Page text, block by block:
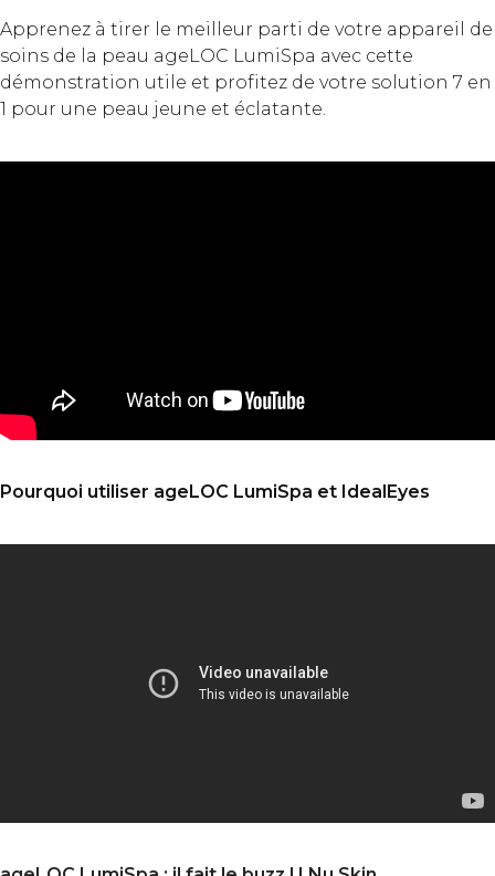
Apprenez à tirer le meilleur parti de votre appareil de
soins de la peau ageLOC LumiSpa avec cette
démonstration utile et profitez de votre solution 7 en
1 pour une peau jeune et éclatante.
Pourquoi utiliser ageLOC LumiSpa et IdealEyes